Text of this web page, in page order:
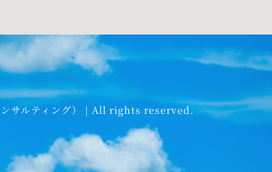
ンサルティング） | All rights reserved.